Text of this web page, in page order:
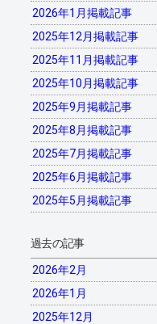
2026年1月掲載記事
2025年12月掲載記事
2025年11月掲載記事
2025年10月掲載記事
2025年9月掲載記事
2025年8月掲載記事
2025年7月掲載記事
2025年6月掲載記事
2025年5月掲載記事
過去の記事
2026年2月
2026年1月
2025年12月